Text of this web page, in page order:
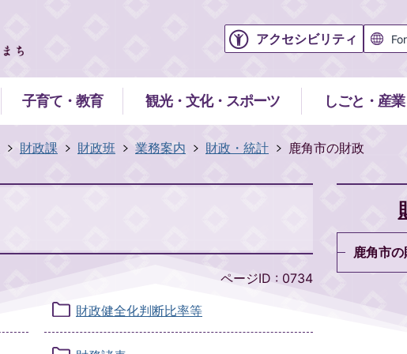
アクセシビリティ
子育て・教育 観光・文化・スポーツ しごと・産
財政課 財政班 業務案内 財政・統計 鹿角市の財政
ページID : 0734
財政健全化判断比率等
鹿角市